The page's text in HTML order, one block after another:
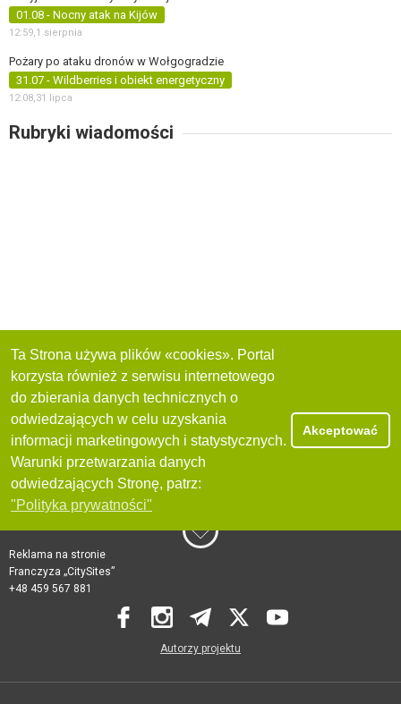
01.08 - Nocny atak na Kijów
12:59,1 sierpnia
Pożary po ataku dronów w Wołgogradzie
31.07 - Wildberries i obiekt energetyczny
12:08,31 lipca
Rubryki wiadomości
Ta Strona używa plików «cookies». Portal
korzysta również z serwisu internetowego
do zbierania danych technicznych o
odwiedzających w celu uzyskania
informacji marketingowych i statystycznych.
Warunki przetwarzania danych
odwiedzających Stronę, patrz:
"Polityka prywatności"
Akceptować
Reklama na stronie
Franczyza „CitySites”
+48 459 567 881
Autorzy projektu